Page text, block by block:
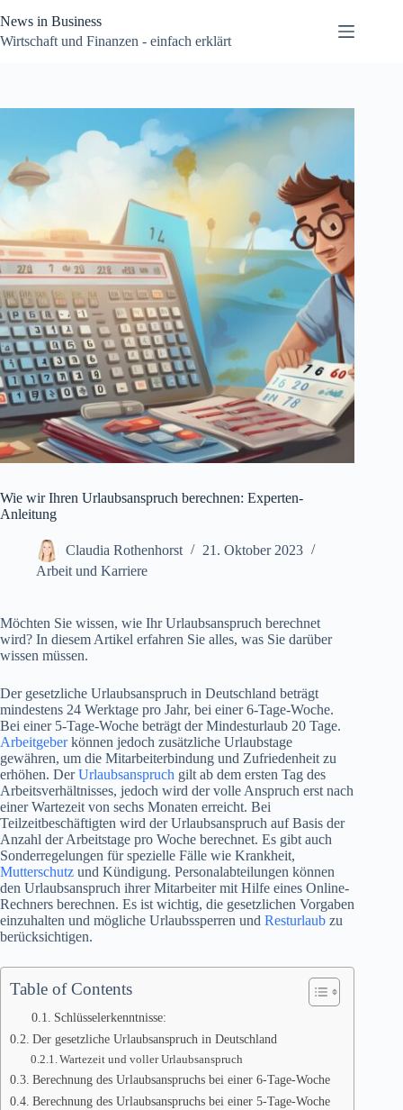
Inhalt
springen
News in Business
Wirtschaft und Finanzen - einfach erklärt
Wie wir Ihren Urlaubsanspruch berechnen: Experten-
Anleitung
Claudia Rothenhorst
21. Oktober 2023
Arbeit und Karriere
Möchten Sie wissen, wie Ihr Urlaubsanspruch berechnet
wird? In diesem Artikel erfahren Sie alles, was Sie darüber
wissen müssen.
Der gesetzliche Urlaubsanspruch in Deutschland beträgt
mindestens 24 Werktage pro Jahr, bei einer 6-Tage-Woche.
Bei einer 5-Tage-Woche beträgt der Mindesturlaub 20 Tage.
Arbeitgeberkönnen jedoch zusätzliche Urlaubstage
gewähren, um die Mitarbeiterbindung und Zufriedenheit zu
erhöhen. DerUrlaubsanspruch gilt ab dem ersten Tag des
Arbeitsverhältnisses, jedoch wird der volle Anspruch erst nach
einer Wartezeit von sechs Monaten erreicht. Bei
Teilzeitbeschäftigten wird der Urlaubsanspruch auf Basis der
Anzahl der Arbeitstage pro Woche berechnet. Es gibt auch
Sonderregelungen für spezielle Fälle wie Krankheit,
Mutterschutz und Kündigung. Personalabteilungen können
den Urlaubsanspruch ihrer Mitarbeiter mit Hilfe eines Online-
Rechners berechnen. Es ist wichtig, die gesetzlichen Vorgaben
einzuhalten und mögliche Urlaubssperren und Resturlaub zu
berücksichtigen.
Table of Contents
Schlüsselerkenntnisse:
Der gesetzliche Urlaubsanspruch in Deutschland
Wartezeit und voller Urlaubsanspruch
Berechnung des Urlaubsanspruchs bei einer 6-Tage-Woche
Berechnung des Urlaubsanspruchs bei einer 5-Tage-Woche